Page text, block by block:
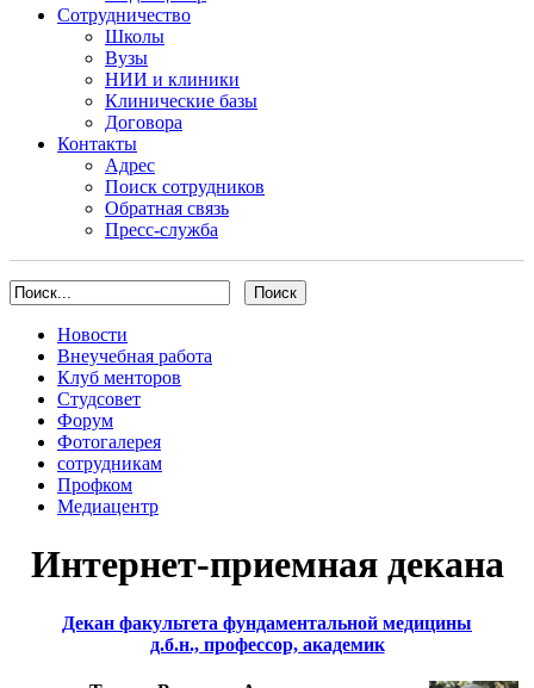
Сотрудничество
Школы
Вузы
НИИ и клиники
Клинические базы
Договора
Контакты
Адрес
Поиск сотрудников
Обратная связь
Пресс-служба
Новости
Внеучебная работа
Клуб менторов
Студсовет
Форум
Фотогалерея
сотрудникам
Профком
Медиацентр
Интернет-приемная декана
Декан факультета фундаментальной медицины
д.б.н., профессор, академик